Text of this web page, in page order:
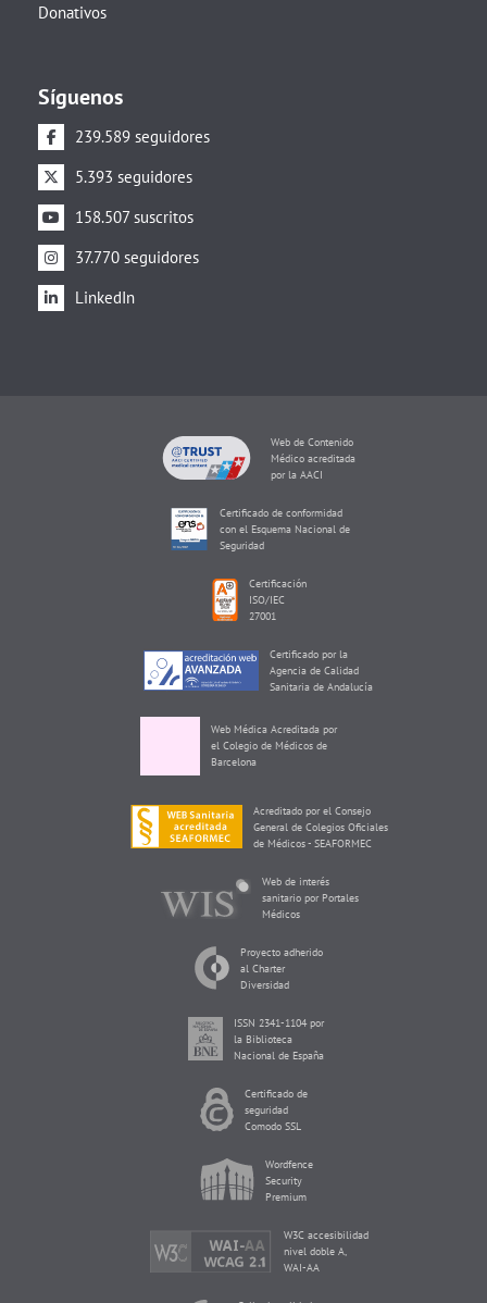
Donativos
Síguenos
239.589 seguidores
5.393 seguidores
158.507 suscritos
37.770 seguidores
LinkedIn
Web de Contenido
Médico acreditada
por la AACI
Certificado de conformidad
con el Esquema Nacional de
Seguridad
Certificación
ISO/IEC
27001
Certificado por la
Agencia de Calidad
Sanitaria de Andalucía
Web Médica Acreditada por
el Colegio de Médicos de
Barcelona
Acreditado por el Consejo
General de Colegios Oficiales
de Médicos - SEAFORMEC
Web de interés
sanitario por Portales
Médicos
Proyecto adherido
al Charter
Diversidad
ISSN 2341-1104 por
la Biblioteca
Nacional de España
Certificado de
seguridad
Comodo SSL
Wordfence
Security
Premium
W3C accesibilidad
nivel doble A,
WAI-AA